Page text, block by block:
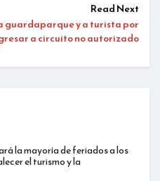
Read Next
guardaparque y a turista por
a circuito no autorizado
la mayoría de feriados a los
el turismo y la